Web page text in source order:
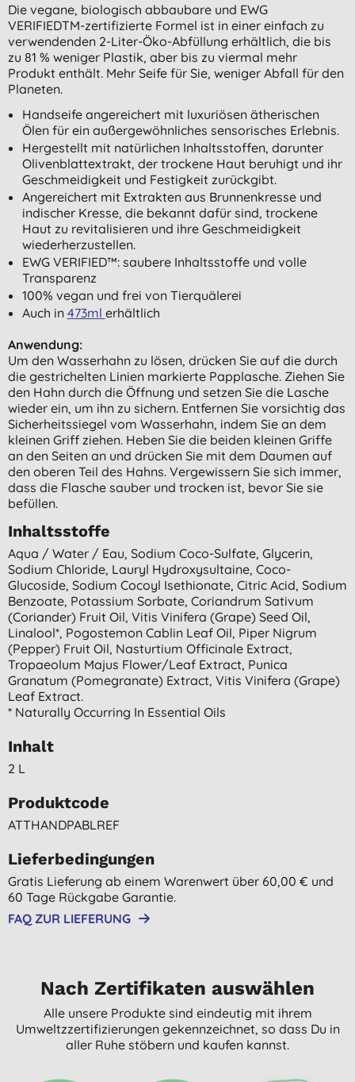
Die vegane, biologisch abbaubare und EWG
VERIFIEDTM-zertifizierte Formel ist in einer einfach zu
verwendenden 2-Liter-Öko-Abfüllung erhältlich, die bis
zu 81 % weniger Plastik, aber bis zu viermal mehr
Produkt enthält. Mehr Seife für Sie, weniger Abfall für den
Planeten.
Handseife angereichert mit luxuriösen ätherischen
Ölen für ein außergewöhnliches sensorisches Erlebnis.
Hergestellt mit natürlichen Inhaltsstoffen, darunter
Olivenblattextrakt, der trockene Haut beruhigt und ihr
Geschmeidigkeit und Festigkeit zurückgibt.
Angereichert mit Extrakten aus Brunnenkresse und
indischer Kresse, die bekannt dafür sind, trockene
Haut zu revitalisieren und ihre Geschmeidigkeit
wiederherzustellen.
EWG VERIFIED™: saubere Inhaltsstoffe und volle
Transparenz
100% vegan und frei von Tierquälerei
Auch in 473ml erhältlich
Anwendung:
Um den Wasserhahn zu lösen, drücken Sie auf die durch
die gestrichelten Linien markierte Papplasche. Ziehen Sie
den Hahn durch die Öffnung und setzen Sie die Lasche
wieder ein, um ihn zu sichern. Entfernen Sie vorsichtig das
Sicherheitssiegel vom Wasserhahn, indem Sie an dem
kleinen Griff ziehen. Heben Sie die beiden kleinen Griffe
an den Seiten an und drücken Sie mit dem Daumen auf
den oberen Teil des Hahns. Vergewissern Sie sich immer,
dass die Flasche sauber und trocken ist, bevor Sie sie
befüllen.
Inhaltsstoffe
Aqua / Water / Eau, Sodium Coco-Sulfate, Glycerin,
Sodium Chloride, Lauryl Hydroxysultaine, Coco-
Glucoside, Sodium Cocoyl Isethionate, Citric Acid, Sodium
Benzoate, Potassium Sorbate, Coriandrum Sativum
(coriander) Fruit Oil, Vitis Vinifera (grape) Seed Oil,
Linalool*, Pogostemon Cablin Leaf Oil, Piper Nigrum
(pepper) Fruit Oil, Nasturtium Officinale Extract,
Tropaeolum Majus Flower/leaf Extract, Punica
Granatum (pomegranate) Extract, Vitis Vinifera (grape)
Leaf Extract.
* Naturally Occurring In Essential Oils
Inhalt
2 L
Produktcode
ATTHANDPABLREF
Lieferbedingungen
Gratis Lieferung ab einem Warenwert über 60,00 € und
60 Tage Rückgabe Garantie.
FAQ ZUR LIEFERUNG
Nach Zertifikaten auswählen
Alle unsere Produkte sind eindeutig mit ihrem
Umweltzzertifizierungen gekennzeichnet, so dass Du in
aller Ruhe stöbern und kaufen kannst.